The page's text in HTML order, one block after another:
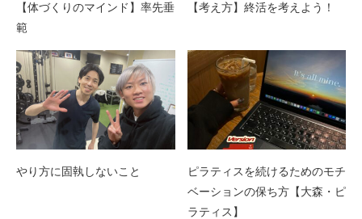
【体づくりのマインド】率先垂
範
【考え方】終活を考えよう！
やり方に固執しないこと
ピラティスを続けるためのモチ
ベーションの保ち方【大森・ピ
ラティス】